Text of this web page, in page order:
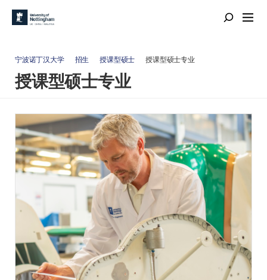
宁波诺丁汉大学 招生 授课型硕士 授课型硕士专业
授课型硕士专业